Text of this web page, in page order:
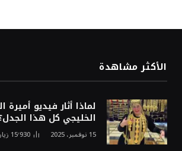
الأكثر مشاهدة
لماذا أثار فيديو
الخليجي كل هذا
15 نوفمبر، 2025 15٬930